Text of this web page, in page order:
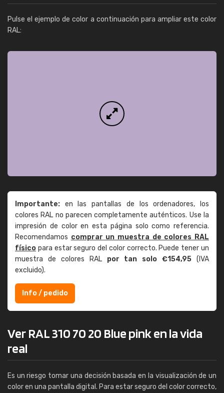
Pulse el ejemplo de color a continuación para ampliar este color
RAL:
Importante: en las pantallas de los ordenadores, los
colores RAL no parecen completamente auténticos. Use la
impresión de color en esta página solo como referencia.
Recomendamos comprar un muestra de colores RAL
físico para estar seguro del color correcto. Puede tener un
muestra de colores RAL por tan solo €154,95 (IVA
excluido).
Info / pedido
Ver RAL 310 70 20 Blue pink en la vida
real
Es un riesgo tomar una decisión basada en la visualización de un
color en una pantalla digital. Para estar seguro del color correcto,